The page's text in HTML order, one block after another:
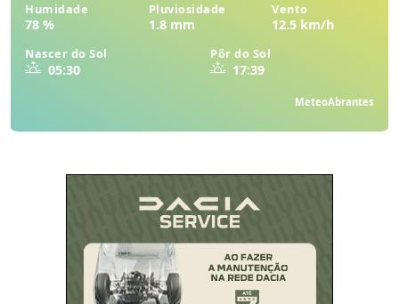
Humidade
78 %
Pluviosidade
1.8 mm
Vento
12.5 km/h
Nascer do Sol
05:30
Pôr do Sol
17:39
MeteoAbrantes